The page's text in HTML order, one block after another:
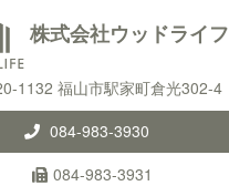
株式会社ウッドライフ
1132 福山市駅家町倉光302-4
084-983-3930
084-983-3931